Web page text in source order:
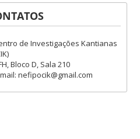
de Investigações Kantianas
Bloco D, Sala 210
nefipocik@gmail.com